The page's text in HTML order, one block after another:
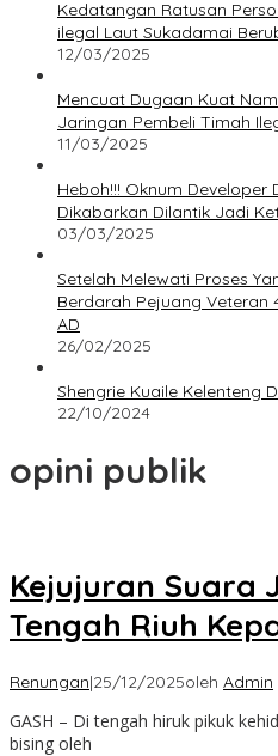
Kedatangan Ratusan
ilegal Laut Sukadamai
12/03/2025
Mencuat Dugaan Kuat
Jaringan Pembeli Timah
11/03/2025
Heboh!!! Oknum Developer
Dikabarkan Dilantik Jadi
03/03/2025
Setelah Melewati Proses
Berdarah Pejuang Veteran
AD
26/02/2025
Shengrie Kuaile Kelenteng
22/10/2024
opini publik
Kejujuran Suara
Tengah Riuh
Renungan|25/12/2025oleh Admin
GASH – Di tengah hiruk pikuk
bising oleh